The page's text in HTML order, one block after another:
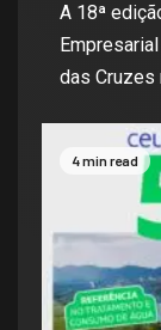
A 18ª
das Cruzes
4 min read